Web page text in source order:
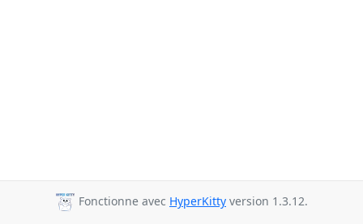
Fonctionne avec HyperKitty version 1.3.12.